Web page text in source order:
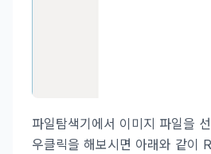
파일탐색기에서 이미지 파일을
우클릭을 해보시면 아래와 같이